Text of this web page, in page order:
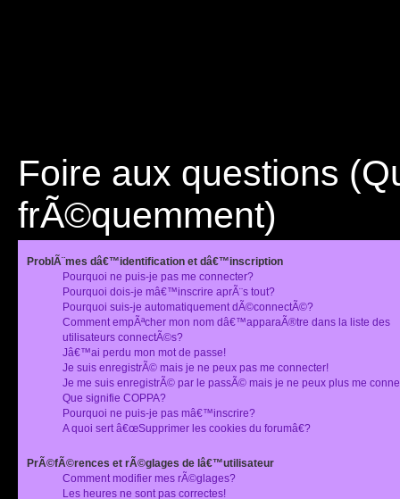
Foire aux questions
frÃ©quemment)
ProblÃ¨mes dâ€™identification et dâ€™inscription
Pourquoi ne puis-je pas me connecter?
Pourquoi dois-je mâ€™inscrire aprÃ¨s tout?
Pourquoi suis-je automatiquement dÃ©connectÃ©?
Comment empÃªcher mon nom dâ€™apparaÃ®tre dans la liste des
utilisateurs connectÃ©s?
Jâ€™ai perdu mon mot de passe!
Je suis enregistrÃ© mais je ne peux pas me connecter!
Je me suis enregistrÃ© par le passÃ© mais je ne peux plus me
Que signifie COPPA?
Pourquoi ne puis-je pas mâ€™inscrire?
A quoi sert â€œSupprimer les cookies du forumâ€?
PrÃ©fÃ©rences et rÃ©glages de lâ€™utilisateur
Comment modifier mes rÃ©glages?
Les heures ne sont pas correctes!